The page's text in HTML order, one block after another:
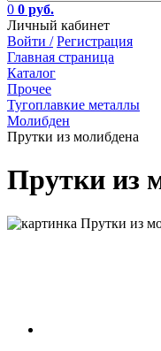
0 0 руб.
Личный кабинет
Войти / Регистрация
Главная страница
Каталог
Прочее
Тугоплавкие металлы
Молибден
Прутки из молибдена
Прутки из